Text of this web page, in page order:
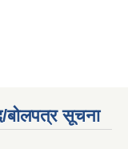
बोलपत्र सूचना